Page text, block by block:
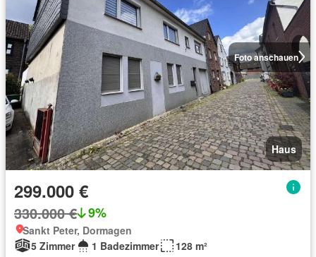
Foto anschauen
Haus
299.000 €
330.000 € 9%
Sankt Peter, Dormagen
5 Zimmer
1 Badezimmer 128 m²